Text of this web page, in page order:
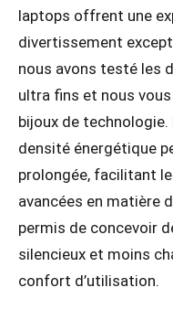
laptops offrent une
divertissement
nous avons testé les
ultra fins et nous
bijoux de
densité énergétique
prolongée, facilitant
avancées en matière
permis de concevoir
silencieux et moins
confort d’utilisation.